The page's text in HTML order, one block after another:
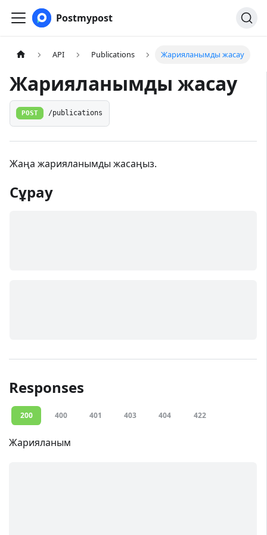
Postmypost
API Publications Жарияланымды жасау
Жарияланымды жасау
POST /publications
Жаңа жарияланымды жасаңыз.
Сұрау
Responses
200 400 401 403 404 422
Жарияланым